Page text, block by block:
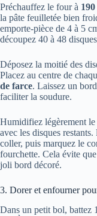
Préchauffez le four à
la pâte feuilletée bien
emporte-pièce de 4 à 5
découpez 40 à 48
Déposez la moitié des
Placez au centre de
de farce. Laissez un
faciliter la soudure.
Humidifiez légèrement
avec les disques
coller, puis marquez le
fourchette. Cela évite
joli bord décoré.
3. Dorer et enfourner
Dans un petit bol, battez